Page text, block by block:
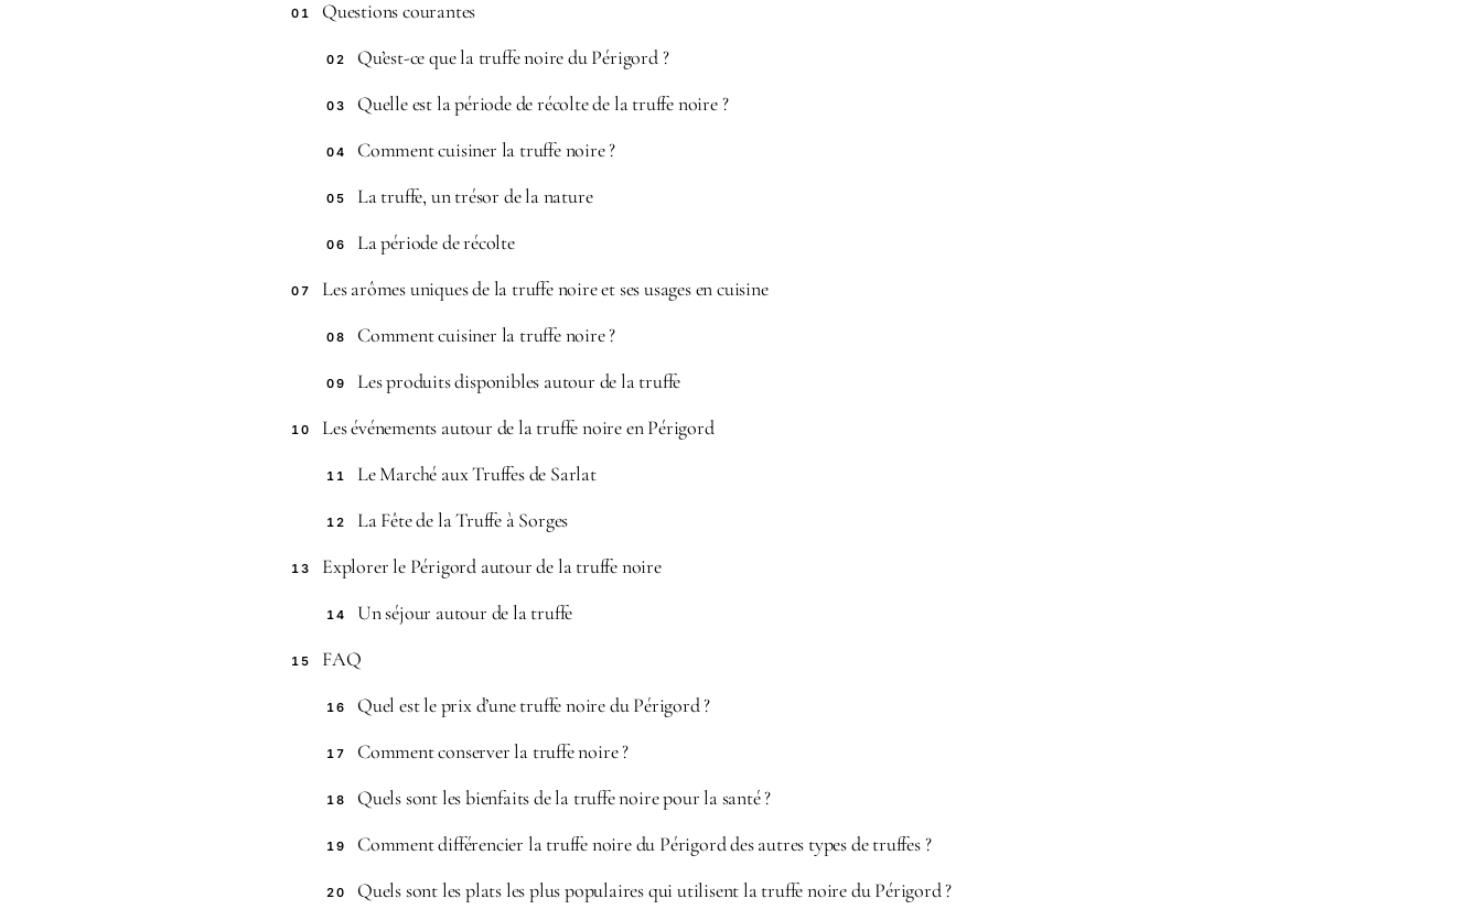
01 Questions courantes
02 Qu’est-ce que la truffe noire du Périgord ?
03 Quelle est la période de récolte de la truffe noire ?
04 Comment cuisiner la truffe noire ?
05 La truffe, un trésor de la nature
06 La période de récolte
07 Les arômes uniques de la truffe noire et ses usages en cuisine
08 Comment cuisiner la truffe noire ?
09 Les produits disponibles autour de la truffe
10 Les événements autour de la truffe noire en Périgord
11 Le Marché aux Truffes de Sarlat
12 La Fête de la Truffe à Sorges
13 Explorer le Périgord autour de la truffe noire
14 Un séjour autour de la truffe
15 FAQ
16 Quel est le prix d’une truffe noire du Périgord ?
17 Comment conserver la truffe noire ?
18 Quels sont les bienfaits de la truffe noire pour la santé ?
19 Comment différencier la truffe noire du Périgord des autres types de truffes ?
20 Quels sont les plats les plus populaires qui utilisent la truffe noire du Périgord ?